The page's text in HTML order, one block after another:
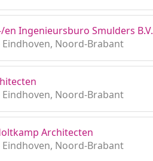
Ingenieursburo Smulders B.V.
Eindhoven, Noord-Brabant
Eindhoven, Noord-Brabant
Architecten
Eindhoven, Noord-Brabant